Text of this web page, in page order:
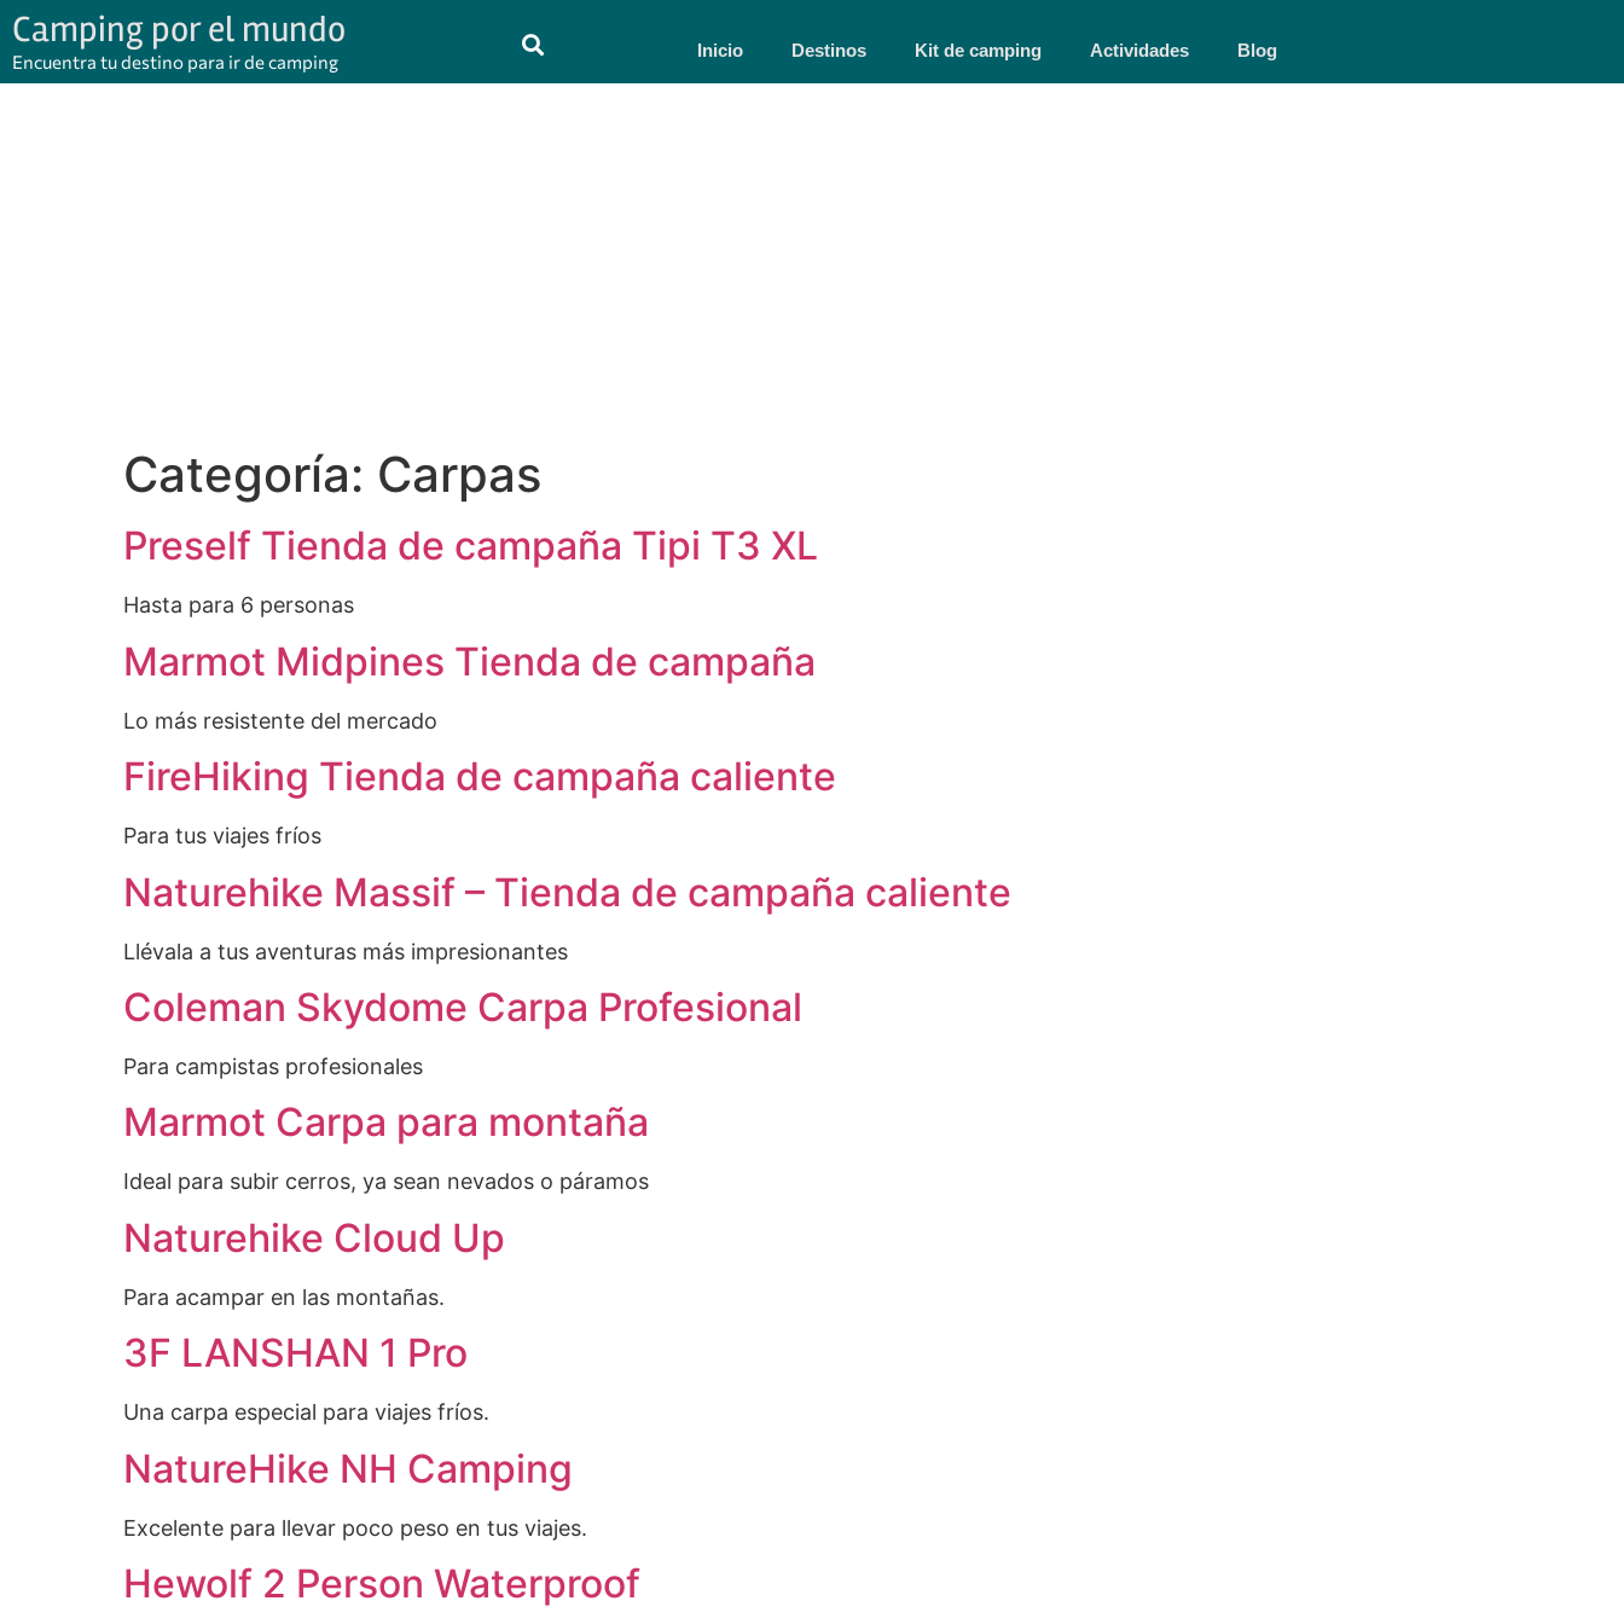
Camping por el mundo
Encuentra tu destino para ir de camping
Inicio Destinos Kit de camping Actividades Blog
Categoría: Carpas
Preself Tienda de campaña Tipi T3 XL
Hasta para 6 personas
Marmot Midpines Tienda de campaña
Lo más resistente del mercado
FireHiking Tienda de campaña caliente
Para tus viajes fríos
Naturehike Massif – Tienda de campaña caliente
Llévala a tus aventuras más impresionantes
Coleman Skydome Carpa Profesional
Para campistas profesionales
Marmot Carpa para montaña
Ideal para subir cerros, ya sean nevados o páramos
Naturehike Cloud Up
Para acampar en las montañas.
3F LANSHAN 1 Pro
Una carpa especial para viajes fríos.
NatureHike NH Camping
Excelente para llevar poco peso en tus viajes.
Hewolf 2 Person Waterproof